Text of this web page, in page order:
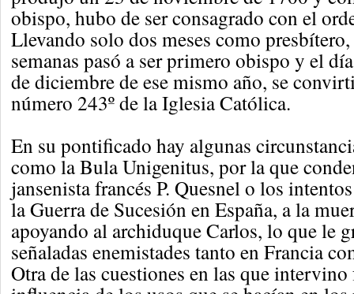
obispo, hubo de ser consagrado con el
Llevando solo dos meses como presbítero,
semanas pasó a ser primero obispo y el
de diciembre de ese mismo año, se
número 243º de la Iglesia Católica.
En su pontificado hay algunas
como la Bula Unigenitus, por la que
jansenista francés P. Quesnel o los
la Guerra de Sucesión en España, a la
apoyando al archiduque Carlos, lo que le
señaladas enemistades tanto en Francia
Otra de las cuestiones en las que